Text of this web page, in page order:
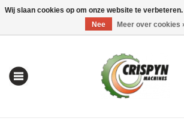
0 Artikelen - €0,00 Mijn
Wij slaan cookies op om onze website te
Nee
Meer over cookies